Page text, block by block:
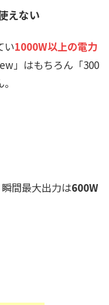
えない
い1000W以上の電力
」はもちろん「300
間最大出力は600W